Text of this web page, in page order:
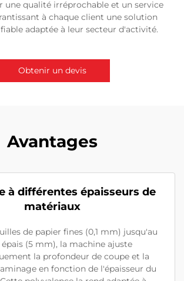
une qualité irréprochable et un service
à chaque client une solution
adaptée à leur secteur d'activité.
Obtenir un devis
Avantages
à différentes épaisseurs de
matériaux
de papier fines (0,1 mm) jusqu'au
(5 mm), la machine ajuste
la profondeur de coupe et la
en fonction de l'épaisseur du